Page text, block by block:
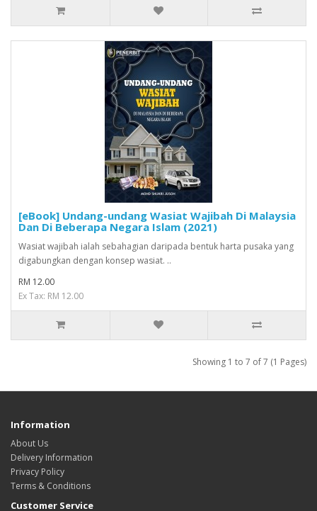
[eBook] Undang-undang Wasiat Wajibah Di Malaysia
Dan Di Beberapa Negara Islam (2021)
Wasiat wajibah ialah sebahagian daripada bentuk harta pusaka yang
digabungkan dengan konsep wasiat. ..
RM 12.00
Ex Tax: RM 12.00
Showing 1 to 7 of 7 (1 Pages)
Information
About Us
Delivery Information
Privacy Policy
Terms & Conditions
Customer Service